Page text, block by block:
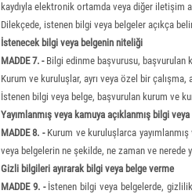
kaydıyla elektronik ortamda veya diğer iletişim
Dilekçede, istenen bilgi veya belgeler açıkça
İstenecek bilgi veya belgenin niteliği
MADDE 7. -Bilgi edinme başvurusu, başvurulan
Kurum ve kuruluşlar, ayrı veya özel bir
İstenen bilgi veya belge, başvurulan kurum ve
Yayımlanmış veya kamuya açıklanmış bilgi
MADDE 8. -Kurum ve kuruluşlarca
veya belgelerin ne şekilde, ne zaman ve nerede
Gizli bilgileri ayırarak bilgi veya belge verme
MADDE 9. -İstenen bilgi veya belgelerde,